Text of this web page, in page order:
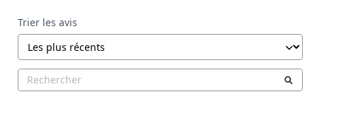
Trier les avis